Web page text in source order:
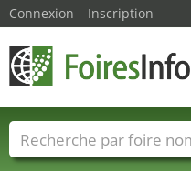
Connexion Inscription
Foire noms Pays